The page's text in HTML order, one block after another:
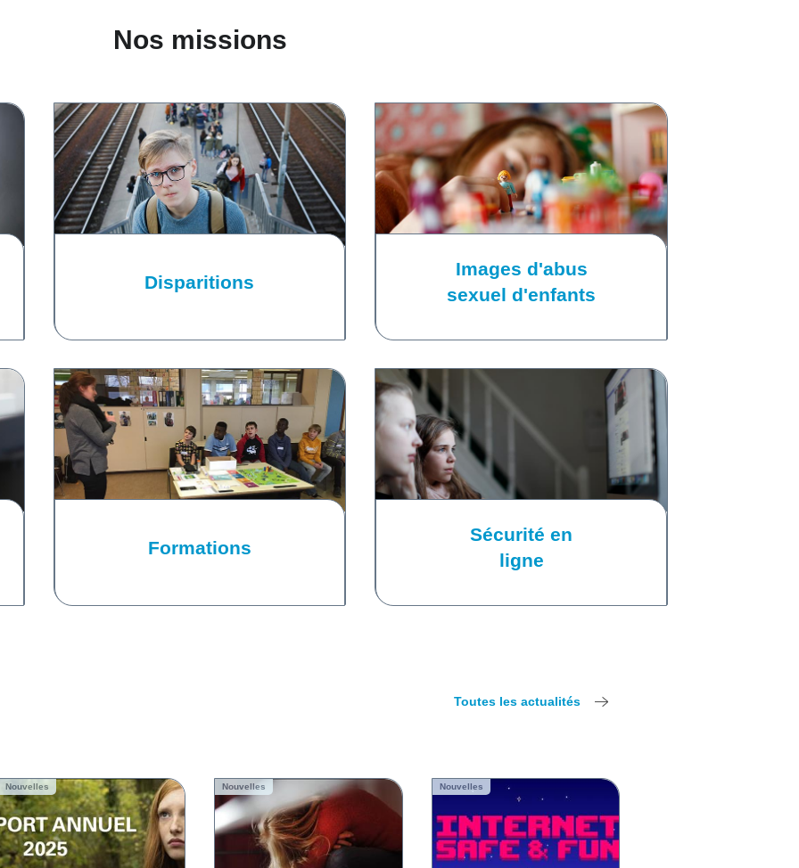
Nos missions
Disparitions
Images d'abus
sexuel d'enfants
Formations
Sécurité en
ligne
Toutes les actualités
Nouvelles Nouvelles Nouvelles